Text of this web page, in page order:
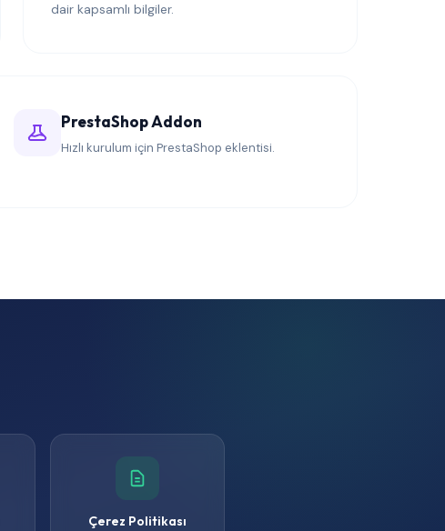
dair kapsamlı bilgiler.
PrestaShop Addon
Hızlı kurulum için PrestaShop eklentisi.
Çerez Politikası